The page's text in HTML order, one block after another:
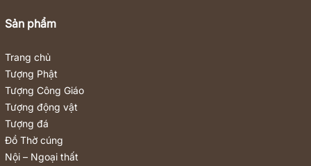
Sản phẩm
Trang chủ
Tượng Phật
Tượng Công Giáo
Tượng động vật
Tượng đá
Đồ Thờ cúng
Nội – Ngoại thất